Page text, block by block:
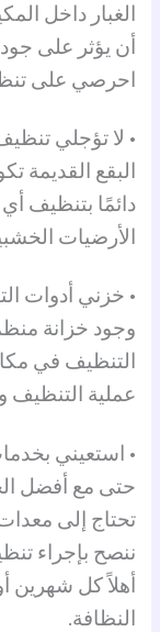
الغبار داخل
أن يؤثر على
احرصي على
• لا تؤجلي
البقع القديمة
دائمًا بتنظيف
الأرضيات
• خزني أدوات
وجود خزانة
التنظيف في
عملية التنظيف
• استعيني
حتى مع أفضل
تحتاج إلى
ننصح بإجراء
أهلاً كل شهرين
النظافة.